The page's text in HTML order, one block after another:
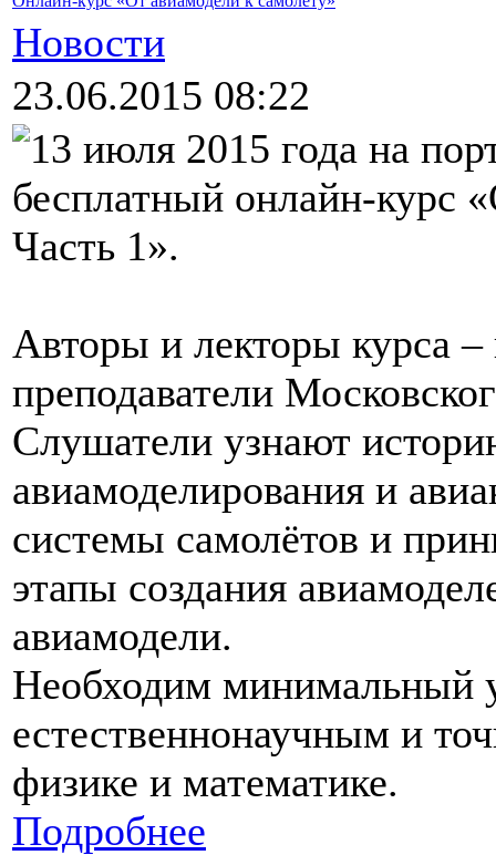
Новости
23.06.2015 08:22
13 июля 2015 года на
бесплатный онлайн-курс
Часть 1».
Авторы и лекторы курса
преподаватели
Слушатели узнают
авиамоделирования и
системы самолётов и
этапы создания
авиамодели.
Необходим минимальный
естественнонаучным и
физике и математике.
Подробнее